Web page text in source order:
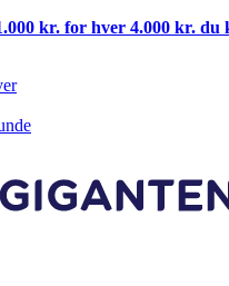
kr. for hver 4.000 kr. du